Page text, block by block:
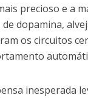
precioso e a
dopamina,
os circuitos
inesperada